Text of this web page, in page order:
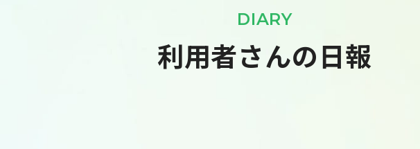
DIARY
利用者さんの日報